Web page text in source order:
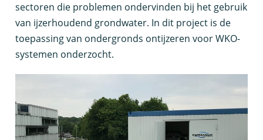
sectoren die problemen ondervinden bij het gebruik
van ijzerhoudend grondwater. In dit project is de
toepassing van ondergronds ontijzeren voor WKO-
systemen onderzocht.